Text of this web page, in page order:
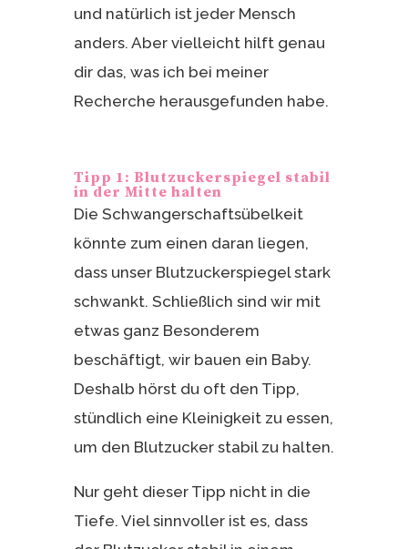
und natürlich ist jeder Mensch
anders. Aber vielleicht hilft genau
dir das, was ich bei meiner
Recherche herausgefunden habe.
Tipp 1: Blutzuckerspiegel stabil
in der Mitte halten
Die Schwangerschaftsübelkeit
könnte zum einen daran liegen,
dass unser Blutzuckerspiegel stark
schwankt. Schließlich sind wir mit
etwas ganz Besonderem
beschäftigt, wir bauen ein Baby.
Deshalb hörst du oft den Tipp,
stündlich eine Kleinigkeit zu essen,
um den Blutzucker stabil zu halten.
Nur geht dieser Tipp nicht in die
Tiefe. Viel sinnvoller ist es, dass